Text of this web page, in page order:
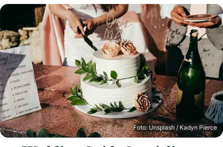
Foto: Unsplash / Kadyn Pierce